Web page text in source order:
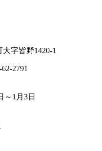
大字皆野1420-1
2791
～1月3日